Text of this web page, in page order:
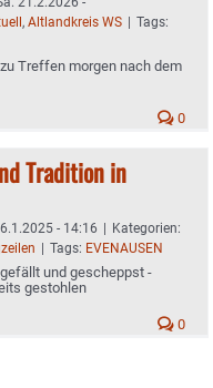
, Altlandkreis WS | Tags:
Treffen morgen nach dem
0
Tradition in
- 14:16 | Kategorien:
| Tags: EVENAUSEN
und gescheppst -
gestohlen
0